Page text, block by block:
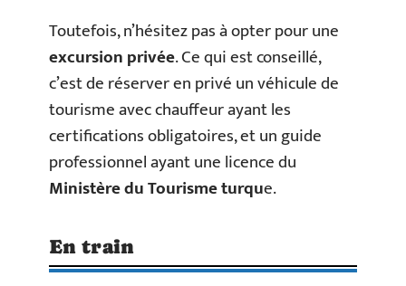
Toutefois, n’hésitez pas à opter pour une
excursion privée. Ce qui est conseillé,
c’est de réserver en privé un véhicule de
tourisme avec chauffeur ayant les
certifications obligatoires, et un guide
professionnel ayant une licence du
Ministère du Tourisme turque.
En train